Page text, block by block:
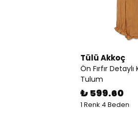
Tülü Akkoç
Ön Fırfır Detaylı
Tulum
₺ 599.60
1 Renk 4 Beden